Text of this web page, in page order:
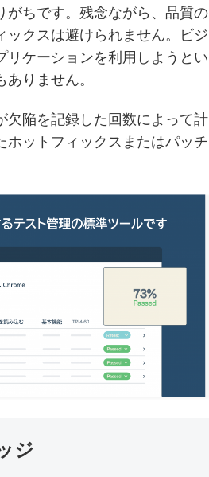
がちです。残念ながら、品質の
ックスは避けられません。ビジ
リケーションを利用しようとい
りません。
欠陥を記録した回数によって計
ホットフィックスまたはパッチ
ジ